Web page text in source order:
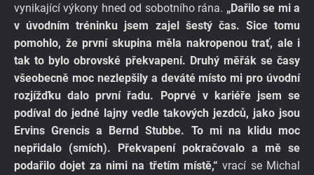
vynikající výkony hned od sobotního rána. „Dařilo se mi a
v úvodním tréninku jsem zajel šestý čas. Sice tomu
pomohlo, že první skupina měla nakropenou trať, ale i
tak to bylo obrovské překvapení. Druhý měřák se časy
všeobecně moc nezlepšily a deváté místo mi pro úvodní
rozjížďku dalo první řadu. Poprvé v kariéře jsem se
podíval do jedné lajny vedle takových jezdců, jako jsou
Ervins Grencis a Bernd Stubbe. To mi na klidu moc
nepřidalo (smích). Překvapení pokračovalo a mě se
podařilo dojet za nimi na třetím místě,“ vrací se Michal